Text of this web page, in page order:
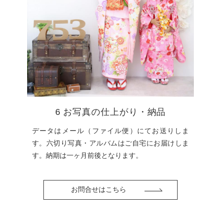
6 お写真の仕上がり・納品
データはメール（ファイル便）にてお送りしま
す。六切り写真・アルバムはご自宅にお届けしま
す。納期は一ヶ月前後となります。
お問合せはこちら